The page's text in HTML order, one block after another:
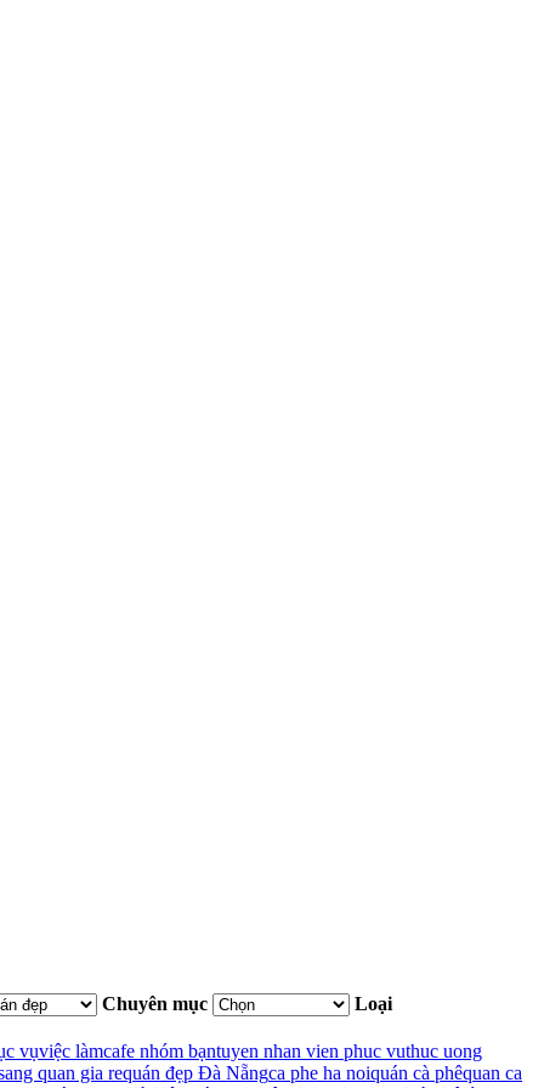
Chuyên mục
Loại
vụviệc làmcafe nhóm bạntuyen nhan vien phuc vuthuc uong
quan gia requán đẹp Đà Nẵngca phe ha noiquán cà phêquan ca